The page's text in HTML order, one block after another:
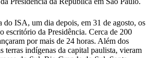
do ISA, um dia depois, em 31 de agosto, os
escritório da Presidência. Cerca de 200
por mais de 24 horas. Além dos
terras indígenas da capital paulista, vieram